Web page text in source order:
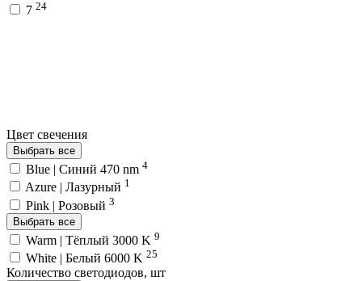
7 24
Цвет свечения
Выбрать все
Blue | Синий 470 nm 4
Azure | Лазурный 1
Pink | Розовый 3
Выбрать все
Warm | Тёплый 3000 K 9
White | Белый 6000 K 25
Количество светодиодов, шт